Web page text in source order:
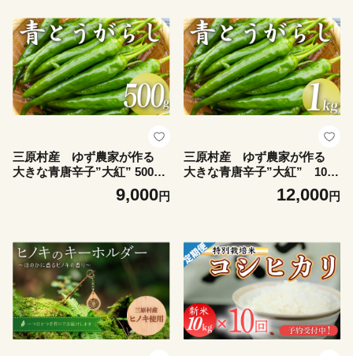
三原村産 ゆず農家が作る
大きな青唐辛子”大紅” 500
ｇ 長さ８～15㎝！9,000円
三原村産 ゆず農家が作る
大きな青唐辛子”大紅” 1000
ｇ 長さ８～15cm！12,000円